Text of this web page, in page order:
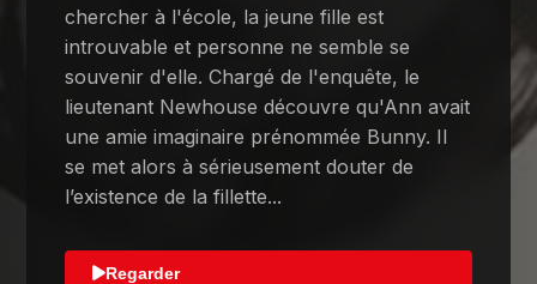
chercher à l'école, la jeune fille est
introuvable et personne ne semble se
souvenir d'elle. Chargé de l'enquête, le
lieutenant Newhouse découvre qu'Ann avait
une amie imaginaire prénommée Bunny. Il
se met alors à sérieusement douter de
l’existence de la fillette...
Regarder